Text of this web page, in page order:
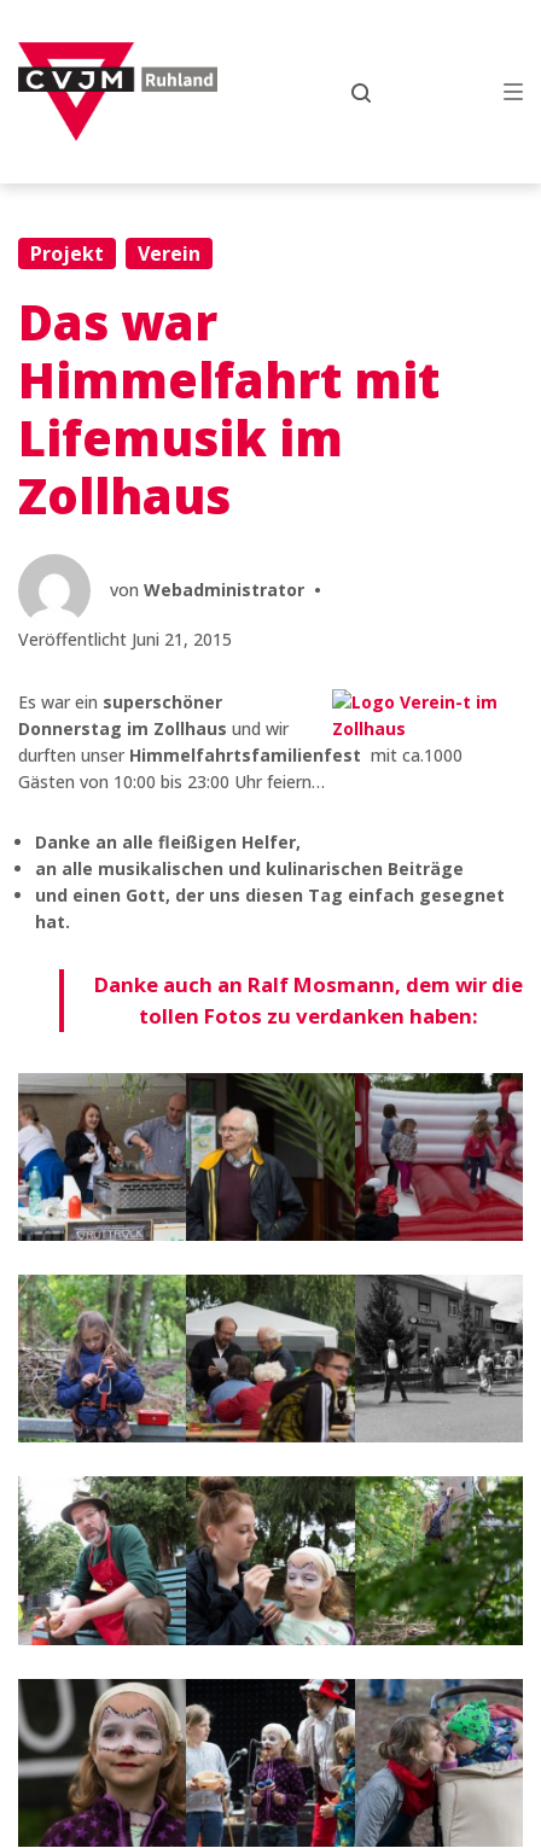
Hauptnavigation
springen
Inhalt
springen
Footer
springen
Projekt Verein
Das war
Himmelfahrt mit
Lifemusik im
Zollhaus
von Webadministrator •
Veröffentlicht Juni 21, 2015
Es war ein superschöner
Donnerstag im Zollhaus und wir
durften unser Himmelfahrtsfamilienfest mit ca.1000
Gästen von 10:00 bis 23:00 Uhr feiern…
Danke an alle fleißigen Helfer,
an alle musikalischen und kulinarischen Beiträge
und einen Gott, der uns diesen Tag einfach gesegnet
hat.
Danke auch an Ralf Mosmann, dem wir die
tollen Fotos zu verdanken haben: